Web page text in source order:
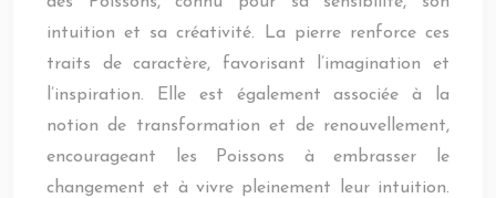
intuition et sa créativité. La pierre renforce ces
traits de caractère, favorisant l’imagination et
l’inspiration. Elle est également associée à la
notion de transformation et de renouvellement,
encourageant les Poissons à embrasser le
changement et à vivre pleinement leur intuition.